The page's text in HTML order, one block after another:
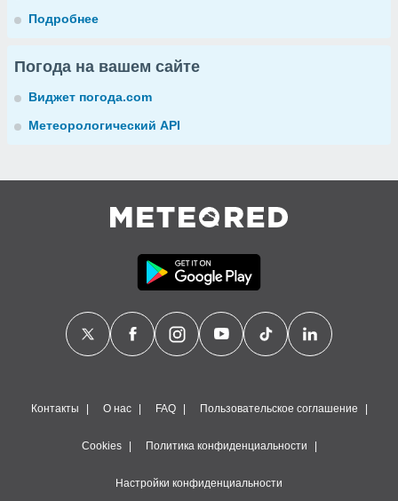
Подробнее
Погода на вашем сайте
Виджет погода.com
Метеорологический API
Контакты О нас FAQ Пользовательское соглашение
Cookies Политика конфиденциальности
Настройки конфиденциальности